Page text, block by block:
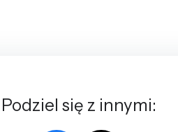
Podziel się z innymi: